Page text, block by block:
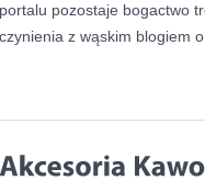
portalu pozostaje bogactwo
czynienia z wąskim blogiem